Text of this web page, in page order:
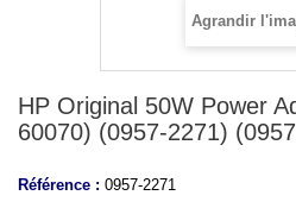
Agrandir
HP Original 50W Power
60070) (0957-2271)
Référence : 0957-2271